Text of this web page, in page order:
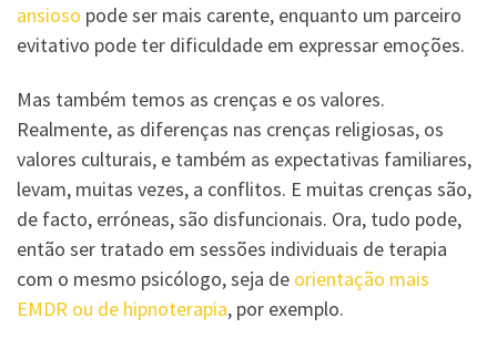
ansioso pode ser mais carente, enquanto um parceiro
evitativo pode ter dificuldade em expressar emoções.
Mas também temos as crenças e os valores.
Realmente, as diferenças nas crenças religiosas, os
valores culturais, e também as expectativas familiares,
levam, muitas vezes, a conflitos. E muitas crenças são,
de facto, erróneas, são disfuncionais. Ora, tudo pode,
então ser tratado em sessões individuais de terapia
com o mesmo psicólogo, seja de orientação mais
EMDR ou de hipnoterapia, por exemplo.